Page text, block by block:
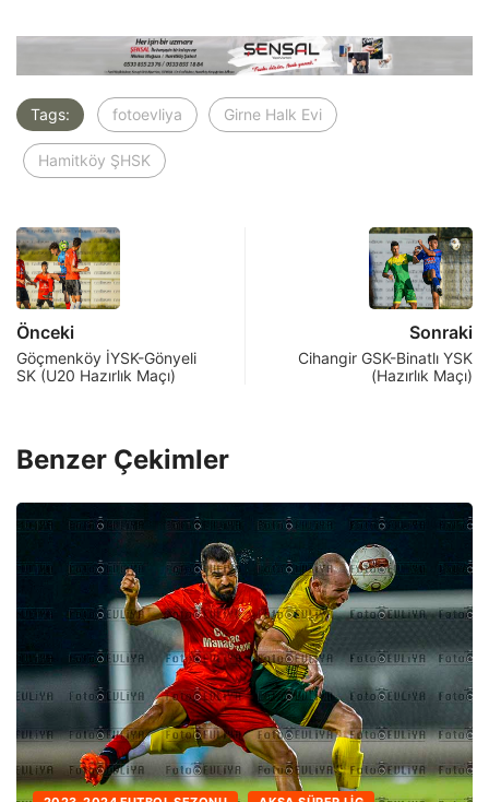
Tags: fotoevliya Girne Halk Evi
Hamitköy ŞHSK
Önceki
Göçmenköy İYSK-Gönyeli
SK (U20 Hazırlık Maçı)
Sonraki
Cihangir GSK-Binatlı YSK
(Hazırlık Maçı)
Benzer Çekimler